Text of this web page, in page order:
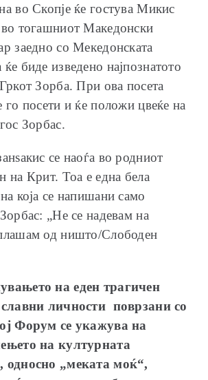
во Скопје ќе гостува Микис
тогашниот Македонски
заедно со Мекедонската
биде изведено најпознатото
Зорба. При ова посета
го посети и ќе положи цвеќе на
Зорбас.
се наоѓа во родниот
на Крит. Тоа е една бела
која се напишани само
„Не се надевам на
од ништо/Слободен
на еден трагичен
личности поврзани со
Форум се укажува на
на културната
односно „меката моќ“,